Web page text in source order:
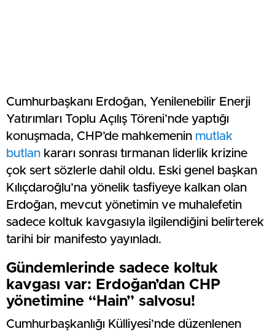
Cumhurbaşkanı Erdoğan, Yenilenebilir Enerji
Yatırımları Toplu Açılış Töreni’nde yaptığı
konuşmada, CHP’de mahkemenin mutlak
butlan kararı sonrası tırmanan liderlik krizine
çok sert sözlerle dahil oldu. Eski genel başkan
Kılıçdaroğlu’na yönelik tasfiyeye kalkan olan
Erdoğan, mevcut yönetimin ve muhalefetin
sadece koltuk kavgasıyla ilgilendiğini belirterek
tarihi bir manifesto yayınladı.
Gündemlerinde sadece koltuk
kavgası var: Erdoğan’dan CHP
yönetimine “Hain” salvosu!
Cumhurbaşkanlığı Külliyesi’nde düzenlenen